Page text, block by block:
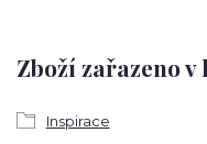
Zboží zařazeno
Inspirace